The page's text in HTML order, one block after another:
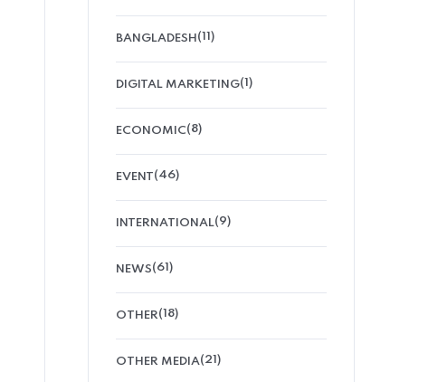
BANGLADESH (11)
DIGITAL MARKETING(1)
ECONOMIC(8)
EVENT(46)
INTERNATIONAL(9)
NEWS(61)
OTHER(18)
OTHER MEDIA(21)